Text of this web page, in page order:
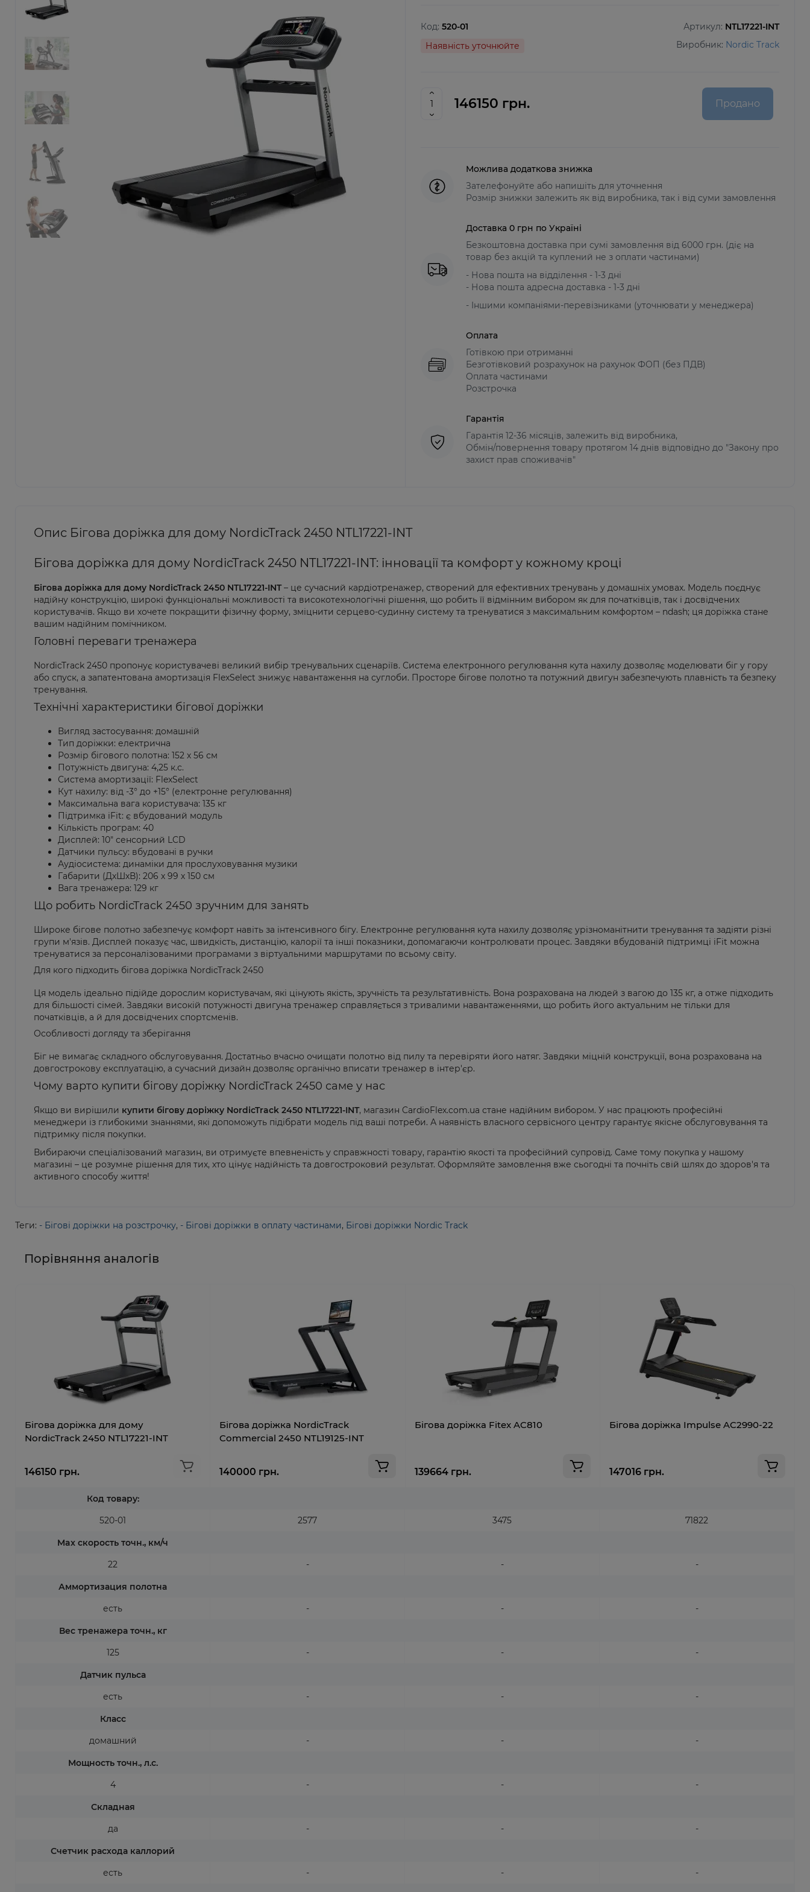
Код: 520-01 Артикул: NTL17221-INT
Виробник: Nordic Track
Наявність уточнюйте
146150 грн. Продано
Можлива додаткова знижка
Зателефонуйте або напишіть для уточнення
Розмір знижки залежить як від виробника, так і від суми замовлення
Доставка 0 грн по Україні
Безкоштовна доставка при сумі замовлення від 6000 грн. (діє на
товар без акцій та куплений не з оплати частинами)
- Нова пошта на відділення - 1-3 дні
- Нова пошта адресна доставка - 1-3 дні
- Іншими компаніями-перевізниками (уточнювати у менеджера)
Оплата
Готівкою при отриманні
Безготівковий розрахунок на рахунок ФОП (без ПДВ)
Оплата частинами
Розстрочка
Гарантія
Гарантія 12-36 місяців, залежить від виробника,
Обмін/повернення товару протягом 14 днів відповідно до "Закону про
захист прав споживачів"
Опис Бігова доріжка для дому NordicTrack 2450 NTL17221-INT
Бігова доріжка для дому NordicTrack 2450 NTL17221-INT: інновації та комфорт у кожному кроці
Бігова доріжка для дому NordicTrack 2450 NTL17221-INT– це сучасний кардіотренажер, створений для ефективних тренувань у домашніх умовах. Модель поєднує
надійну конструкцію, широкі функціональні можливості та високотехнологічні рішення, що робить її відмінним вибором як для початківців, так і досвідчених
користувачів. Якщо ви хочете покращити фізичну форму, зміцнити серцево-судинну систему та тренуватися з максимальним комфортом – ndash; ця доріжка стане
вашим надійним помічником.
Головні переваги тренажера
NordicTrack 2450 пропонує користувачеві великий вибір тренувальних сценаріїв. Система електронного регулювання кута нахилу дозволяє моделювати біг у гору
або спуск, а запатентована амортизація FlexSelect знижує навантаження на суглоби. Просторе бігове полотно та потужний двигун забезпечують плавність та безпеку
тренування.
Технічні характеристики бігової доріжки
Вигляд застосування: домашній
Тип доріжки: електрична
Розмір бігового полотна: 152 х 56 см
Потужність двигуна: 4,25 к.с.
Система амортизації: FlexSelect
Кут нахилу: від -3° до +15° (електронне регулювання)
Максимальна вага користувача: 135 кг
Підтримка iFit: є вбудований модуль
Кількість програм: 40
Дисплей: 10" сенсорний LCD
Датчики пульсу: вбудовані в ручки
Аудіосистема: динаміки для прослуховування музики
Габарити (ДхШхВ): 206 х 99 х 150 см
Вага тренажера: 129 кг
Що робить NordicTrack 2450 зручним для занять
Широке бігове полотно забезпечує комфорт навіть за інтенсивного бігу. Електронне регулювання кута нахилу дозволяє урізноманітнити тренування та задіяти різні
групи м'язів. Дисплей показує час, швидкість, дистанцію, калорії та інші показники, допомагаючи контролювати процес. Завдяки вбудованій підтримці iFit можна
тренуватися за персоналізованими програмами з віртуальними маршрутами по всьому світу.
Для кого підходить бігова доріжка NordicTrack 2450
Ця модель ідеально підійде дорослим користувачам, які цінують якість, зручність та результативність. Вона розрахована на людей з вагою до 135 кг, а отже підходить
для більшості сімей. Завдяки високій потужності двигуна тренажер справляється з тривалими навантаженнями, що робить його актуальним не тільки для
початківців, а й для досвідчених спортсменів.
Особливості догляду та зберігання
Біг не вимагає складного обслуговування. Достатньо вчасно очищати полотно від пилу та перевіряти його натяг. Завдяки міцній конструкції, вона розрахована на
довгострокову експлуатацію, а сучасний дизайн дозволяє органічно вписати тренажер в інтер'єр.
Чому варто купити бігову доріжку NordicTrack 2450 саме у нас
Якщо ви вирішили купити бігову доріжку NordicTrack 2450 NTL17221-INT, магазин CardioFlex.com.ua стане надійним вибором. У нас працюють професійні
менеджери із глибокими знаннями, які допоможуть підібрати модель під ваші потреби. А наявність власного сервісного центру гарантує якісне обслуговування та
підтримку після покупки.
Вибираючи спеціалізований магазин, ви отримуєте впевненість у справжності товару, гарантію якості та професійний супровід. Саме тому покупка у нашому
магазині – це розумне рішення для тих, хто цінує надійність та довгостроковий результат. Оформляйте замовлення вже сьогодні та почніть свій шлях до здоров'я та
активного способу життя!
Теги: - Бігові доріжки на розстрочку, - Бігові доріжки в оплату частинами, Бігові доріжки Nordic Track
Порівняння аналогів
Бігова доріжка для дому
NordicTrack 2450 NTL17221-INT
146150 грн.
Код товару:
520-01
Max скорость точн., км/ч
22
Аммортизация полотна
есть
Вес тренажера точн., кг
125
Датчик пульса
есть
Класс
домашний
Мощность точн., л.с.
4
Складная
да
Счетчик расхода каллорий
есть
Бігова доріжка NordicTrack
Commercial 2450 NTL19125-INT
140000 грн.
2577
-
-
-
-
-
-
-
-
Бігова доріжка Fitex AC810
139664 грн.
3475
-
-
-
-
-
-
-
-
Бігова доріжка Impulse AC2990-22
147016 грн.
71822
-
-
-
-
-
-
-
-